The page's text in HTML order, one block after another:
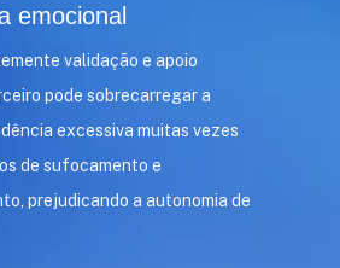
emocional
validação e apoio
pode sobrecarregar a
excessiva muitas vezes
de sufocamento e
prejudicando a autonomia de